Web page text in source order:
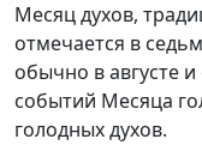
Месяц духов,
отмечается в
обычно в августе
событий Месяца
голодных духов.